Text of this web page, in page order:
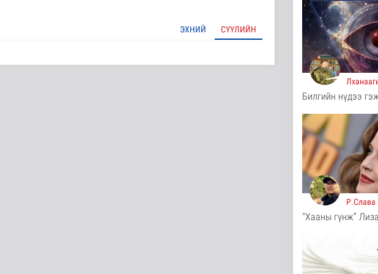
ЭХНИЙ СҮҮЛИЙН
3
250
4
4
4
5
Билгийн нүдээ
Р.Слава
"Хааны гүнж”